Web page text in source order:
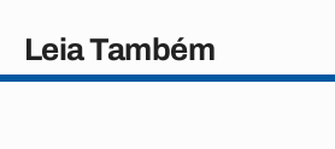
Leia Também